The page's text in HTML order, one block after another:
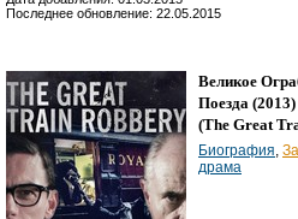
Последнее обновление: 22.05.2015
Великое
Поезда (2013)
(The Great
Биография
драма